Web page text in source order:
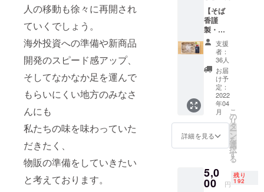
人の移動も徐々に再開され
ていくでしょう。
海外投資への準備や新商品
開発のスピード感アップ、
そしてなかなか足を運んで
もらいにくい地方のみなさ
んにも
私たちの味を味わっていた
だきたく、
物販の準備をしていきたい
と考えております。
日
【そば
香謹
製・そ
ばセッ
ト4食
分】送
料込 ・
大晦日
10,000
食売れ
るそば
・つゆ
もセッ
トで楽
しめる
は2食分
です）
支援
者：
36人
お届
け予
定：
2022
年04
月
詳細を見る
こ
の
リ
タ
ー
ン
を
選
択
す
る
5,0
00 円
残り
192